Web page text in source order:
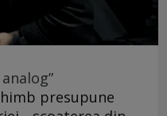
presupune